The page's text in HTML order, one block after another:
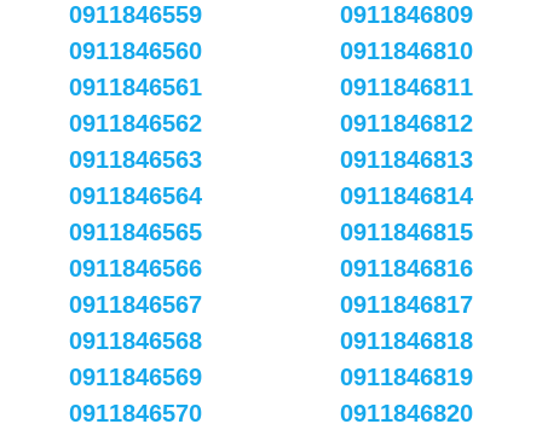
0911846559
0911846560
0911846561
0911846562
0911846563
0911846564
0911846565
0911846566
0911846567
0911846568
0911846569
0911846570
0911846809
0911846810
0911846811
0911846812
0911846813
0911846814
0911846815
0911846816
0911846817
0911846818
0911846819
0911846820